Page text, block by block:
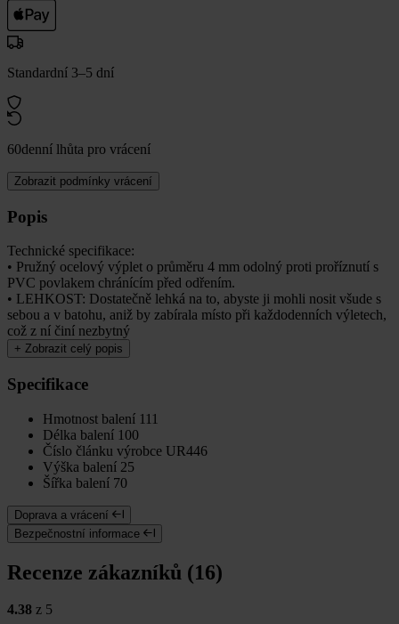
Standardní 3–5 dní
60denní lhůta pro vrácení
Zobrazit podmínky vrácení
Popis
Technické specifikace:
• Pružný ocelový výplet o průměru 4 mm odolný proti proříznutí s
PVC povlakem chránícím před odřením.
• LEHKOST: Dostatečně lehká na to, abyste ji mohli nosit všude s
sebou a v batohu, aniž by zabírala místo při každodenních výletech,
což z ní činí nezbytný
+ Zobrazit celý popis
Specifikace
Hmotnost balení 111
Délka balení 100
Číslo článku výrobce UR446
Výška balení 25
Šířka balení 70
Doprava a vrácení
Bezpečnostní informace
Recenze zákazníků (16)
4.38 z 5